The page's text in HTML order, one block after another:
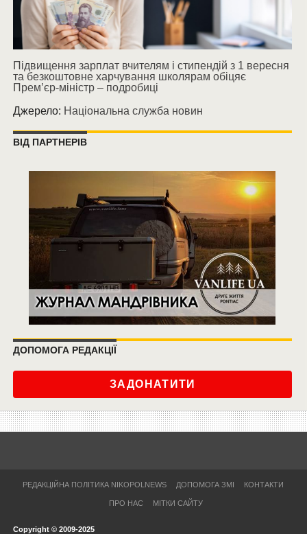
Підвищення зарплат вчителям і стипендій з 1 вересня
та безкоштовне харчування школярам обіцяє
Прем’єр-міністр – подробиці
Джерело: Національна служба новин
ВІД ПАРТНЕРІВ
ДОПОМОГА РЕДАКЦІЇ
ЗАДОНАТИТИ
РЕДАКЦІЙНА ПОЛІТИКА NIKOPOLNEWS ДОПОМОГА ЗМІ КОНТАКТИ
ПРО НАС МІТКИ САЙТУ
Copyright © 2009-2025